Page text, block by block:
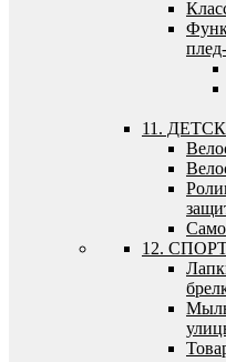
11.
12.